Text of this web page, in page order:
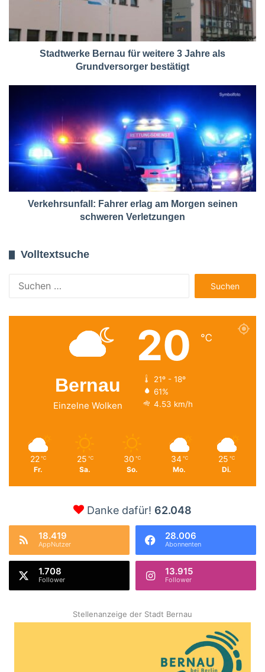
Stadtwerke Bernau für weitere 3 Jahre als
Grundversorger bestätigt
Verkehrsunfall: Fahrer erlag am Morgen seinen
schweren Verletzungen
Volltextsuche
nach:
Bernau
Einzelne Wolken
20 ℃
21º - 18º
61%
4.53 km/h
22 ℃
Fr.
25 ℃
Sa.
30 ℃
So.
34 ℃
Mo.
25 ℃
Di.
Danke dafür! 62.048
18.419
AppNutzer
28.006
Abonnenten
1.708
Follower
13.915
Follower
Stellenanzeige der Stadt Bernau